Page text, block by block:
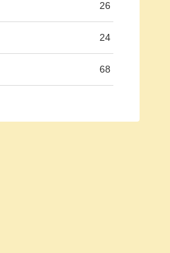
26
24
68